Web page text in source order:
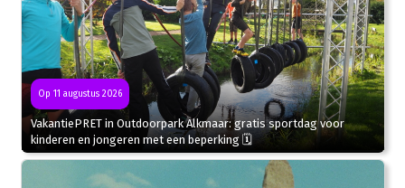
Op 11 augustus 2026
VakantiePRET in Outdoorpark Alkmaar: gratis sportdag voor
kinderen en jongeren met een beperking 🗓